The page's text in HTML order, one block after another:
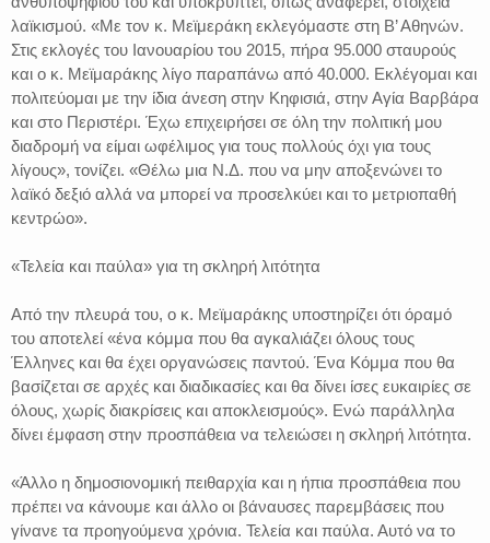
λαϊκισμού. «Με τον κ. Μεϊμεράκη εκλεγόμαστε στη Β’ Αθηνών.
Στις εκλογές του Ιανουαρίου του 2015, πήρα 95.000 σταυρούς
και ο κ. Μεϊμαράκης λίγο παραπάνω από 40.000. Εκλέγομαι και
πολιτεύομαι με την ίδια άνεση στην Κηφισιά, στην Αγία Βαρβάρα
και στο Περιστέρι. Έχω επιχειρήσει σε όλη την πολιτική μου
διαδρομή να είμαι ωφέλιμος για τους πολλούς όχι για τους
λίγους», τονίζει. «Θέλω μια Ν.Δ. που να μην αποξενώνει το
λαϊκό δεξιό αλλά να μπορεί να προσελκύει και το μετριοπαθή
κεντρώο».
«Τελεία και παύλα» για τη σκληρή λιτότητα
Από την πλευρά του, ο κ. Μεϊμαράκης υποστηρίζει ότι όραμό
του αποτελεί «ένα κόμμα που θα αγκαλιάζει όλους τους
Έλληνες και θα έχει οργανώσεις παντού. Ένα Κόμμα που θα
βασίζεται σε αρχές και διαδικασίες και θα δίνει ίσες ευκαιρίες σε
όλους, χωρίς διακρίσεις και αποκλεισμούς». Ενώ παράλληλα
δίνει έμφαση στην προσπάθεια να τελειώσει η σκληρή λιτότητα.
«Άλλο η δημοσιονομική πειθαρχία και η ήπια προσπάθεια που
πρέπει να κάνουμε και άλλο οι βάναυσες παρεμβάσεις που
γίνανε τα προηγούμενα χρόνια. Τελεία και παύλα. Αυτό να το